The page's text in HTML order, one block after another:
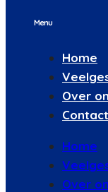
Menu
Home
Over
Contact
Home
Over